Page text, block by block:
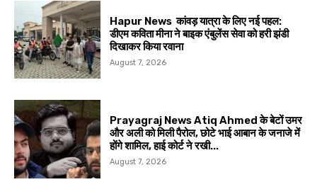
Hapur News कांवड़ यात्रा के लिए नई पहल:
डीएम कविता मीना ने बाइक एंबुलेंस सेवा को हरी झंडी
दिखाकर किया रवाना
August 7, 2026
Prayagraj News Atiq Ahmed के बेटों उमर
और अली को मिली पैरोल, छोटे भाई आबान के जनाजे में
होंगे शामिल, हाई कोर्ट ने रखी...
August 7, 2026